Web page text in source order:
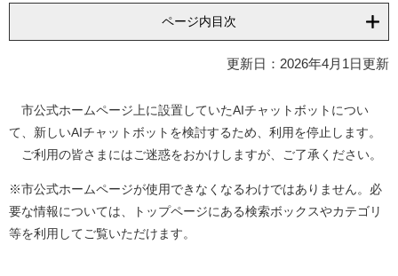
ページ内目次
更新日：2026年4月1日更新
市公式ホームページ上に設置していたAIチャットボットについ
て、新しいAIチャットボットを検討するため、利用を停止します。
ご利用の皆さまにはご迷惑をおかけしますが、ご了承ください。
※市公式ホームページが使用できなくなるわけではありません。必
要な情報については、トップページにある検索ボックスやカテゴリ
等を利用してご覧いただけます。